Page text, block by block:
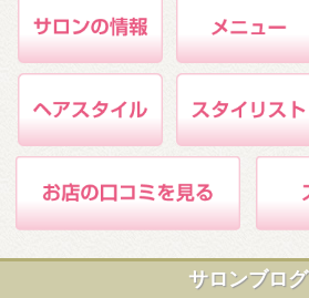
サロンブログ